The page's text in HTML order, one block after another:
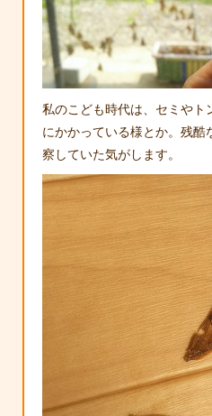
私のこども時代は、セミやト
にかかっている様とか。残酷
察していた気がします。